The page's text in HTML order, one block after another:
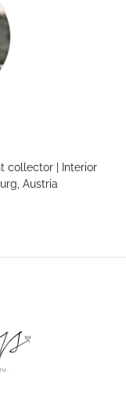
collector | Interior
Austria